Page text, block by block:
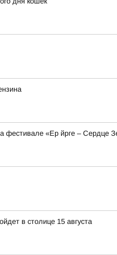
«Ер йрге – Сердце
в столице 15 августа